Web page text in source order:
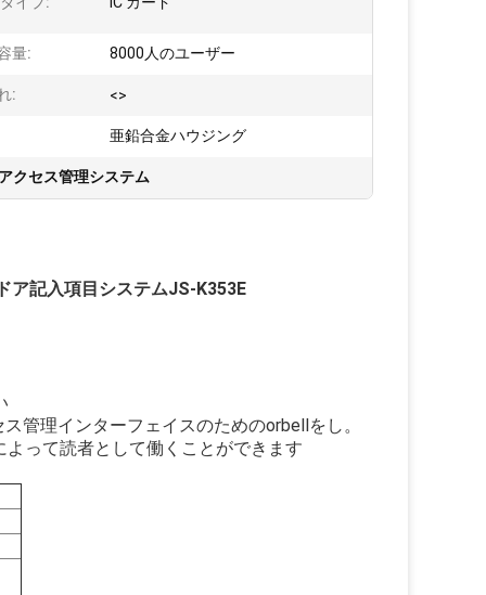
量: 8000人のユーザー
: <>
亜鉛合金ハウジング
クセス管理システム
ア記入項目システムJS-K353E
管理インターフェイスのためのorbellをし。
って読者として働くことができます